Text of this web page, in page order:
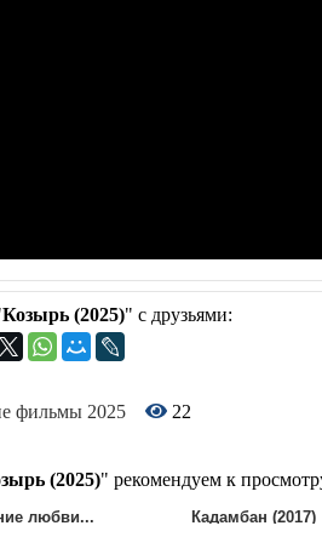
Козырь (2025)" с друзьями:
фильмы 2025 22
(2025)" рекомендуем к
любви... Кадамбан (2017)